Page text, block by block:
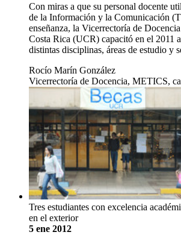
Con miras a que su personal docente
de la Información y la Comunicación
enseñanza, la Vicerrectoría de
Costa Rica (UCR) capacitó en el 2011
distintas disciplinas, áreas de estudio y
Rocío Marín González
Vicerrectoría de Docencia, METICS,
Tres estudiantes con excelencia
en el exterior
5 ene 2012